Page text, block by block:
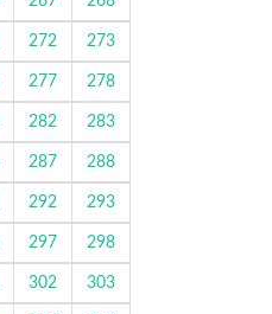
272 273
277 278
282 283
287 288
292 293
297 298
302 303